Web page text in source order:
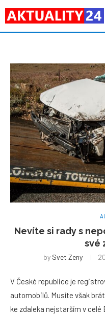
Nevíte si rady s
své
by Svet Zeny
V České republice je
automobilů. Musíte však
ke zdaleka nejstarším v celé